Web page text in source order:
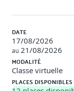
Atelier fil rouge
Créer et gérer
des composants
intelligentes
assemblages
Atelier fil rouge
DATE
17/08/2026
au 21/08/2026
MODALITÉ
Classe virtuelle
PLACES DISPONIBLES